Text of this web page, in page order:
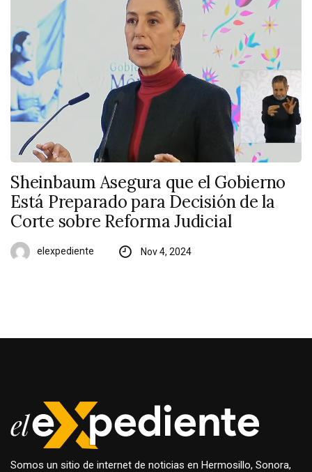
Sheinbaum Asegura que el Gobierno
Está Preparado para Decisión de la
Corte sobre Reforma Judicial
elexpediente Nov 4, 2024
Somos un sitio de internet de noticias en Hermosillo, Sonora,